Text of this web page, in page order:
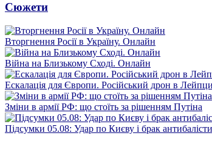
Сюжети
Вторгнення Росії в Україну. Онлайн
Війна на Близькому Сході. Онлайн
Ескалація для Європи. Російський дрон в
Зміни в армії РФ: що стоїть за рішенням Путіна
Підсумки 05.08: Удар по Києву і брак